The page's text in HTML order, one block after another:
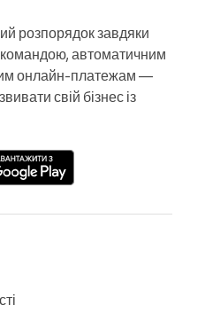
розпорядок завдяки
автоматичним
онлайн-платежам —
свій бізнес із